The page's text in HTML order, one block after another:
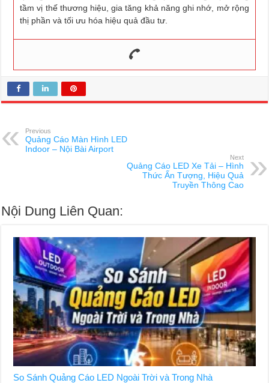
tầm vị thế thương hiệu, gia tăng khả năng ghi nhớ, mở rộng
thị phần và tối ưu hóa hiệu quả đầu tư.
Previous
Quảng Cáo Màn Hình LED
Indoor – Nội Bài Airport
Next
Quảng Cáo LED Xe Tải – Hình
Thức Ấn Tượng, Hiệu Quả
Truyền Thông Cao
Nội Dung Liên Quan:
So Sánh Quảng Cáo LED Ngoài Trời và Trong Nhà